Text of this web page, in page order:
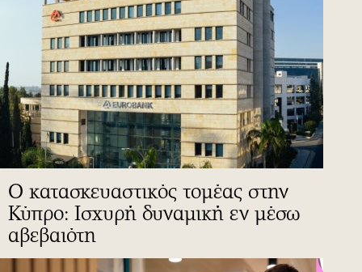
Ο κατασκευαστικός τομέας στην
Κύπρο: Ισχυρή δυναμική εν μέσω
αβεβαιότη